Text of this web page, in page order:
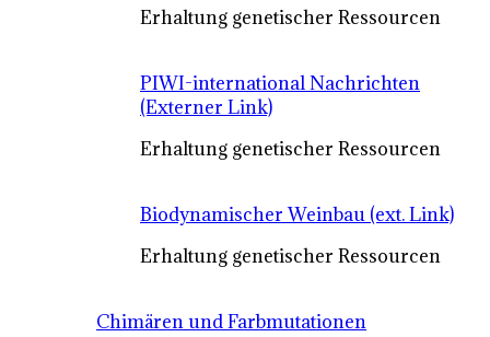
Erhaltung genetischer Ressourcen
PIWI-international Nachrichten
(Externer Link)
Erhaltung genetischer Ressourcen
Biodynamischer Weinbau (ext. Link)
Erhaltung genetischer Ressourcen
Chimären und Farbmutationen